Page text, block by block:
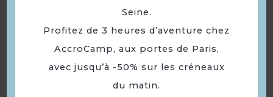
Halte Patrimoine
Seine.
Profitez de 3 heures d’aventure chez
AccroCamp, aux portes de Paris,
avec jusqu’à -50% sur les créneaux
du matin.